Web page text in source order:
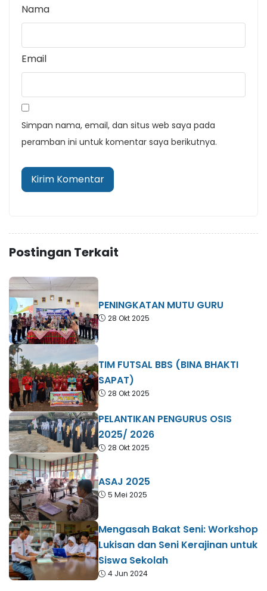
Nama
Email
Simpan nama, email, dan situs web saya pada
peramban ini untuk komentar saya berikutnya.
Postingan Terkait
PENINGKATAN MUTU GURU
28 Okt 2025
TIM FUTSAL BBS (BINA BHAKTI
SAPAT)
28 Okt 2025
PELANTIKAN PENGURUS OSIS
2025/ 2026
28 Okt 2025
ASAJ 2025
5 Mei 2025
Mengasah Bakat Seni: Workshop
Lukisan dan Seni Kerajinan untuk
Siswa Sekolah
4 Jun 2024